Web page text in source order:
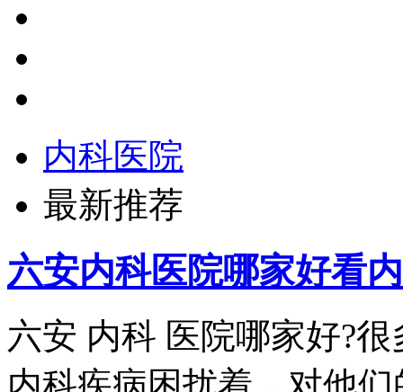
内科医院
最新推荐
六安内科医院哪家好看
六安 内科 医院哪家好?